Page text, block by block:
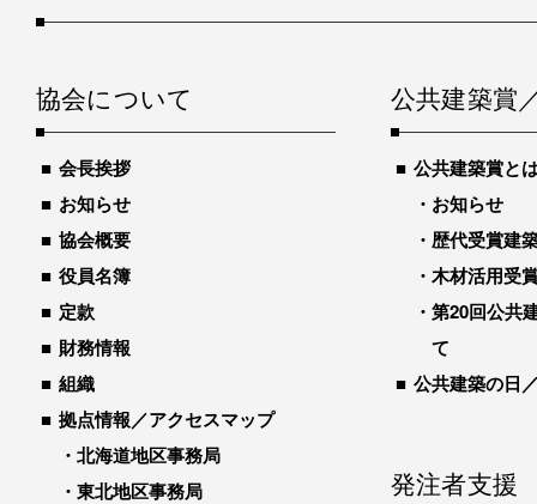
協会について
会長挨拶
お知らせ
協会概要
役員名簿
定款
財務情報
組織
拠点情報／アクセスマップ
北海道地区事務局
東北地区事務局
公共建築賞
公共建築賞と
お知らせ
歴代受賞建
木材活用受
第20回公共
て
公共建築の日
発注者支援